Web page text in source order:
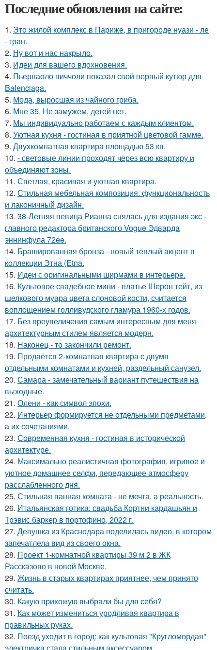
Последние обновления на сайте:
1. Это жилой комплекс в Париже, в пригороде нуази - ле
- гран.
2. Ну вот и нас накрыло.
3. Идеи для вашего вдохновения.
4. Пьерпаоло пиччоли показал свой первый кутюр для
Balenciaga.
5. Мода, выросшая из чайного гриба.
6. Мне 35. Не замужем, детей нет.
7. Мы индивидуально работаем с каждым клиентом.
8. Уютная кухня - гостиная в приятной цветовой гамме.
9. Двухкомнатная квартира площадью 53 кв.
10. - световые линии проходят через всю квартиру и
объединяют зоны.
11. Светлая, красивая и уютная квартира.
12. Стильная мебельная композиция: функциональность
и лаконичный дизайн.
13. 38-Летняя певица Рианна снялась для издания экс -
главного редактора британского Vogue Эдварда
эннинфула 72ee.
14. Брашированная бронза - новый тёплый акцент в
коллекции Этна (Etna.
15. Идеи с оригинальными ширмами в интерьере.
16. Культовое свадебное мини - платье Шерон тейт, из
шелкового муара цвета слоновой кости, считается
воплощением голливудского гламура 1960-х годов.
17. Без преувеличения самым интересным для меня
архитектурным стилем является модерн.
18. Наконец - то закончили ремонт.
19. Продаётся 2-комнатная квартира с двумя
отдельными комнатами и кухней, раздельный санузел.
20. Самара - замечательный вариант путешествия на
выходные.
21. Олени - как символ эпохи.
22. Интерьер формируется не отдельными предметами,
а их сочетаниями.
23. Современная кухня - гостиная в исторической
архитектуре.
24. Максимально реалистичная фотография, игривое и
уютное домашнее селфи, передающее атмосферу
расслабленного дня.
25. Стильная ванная комната - не мечта, а реальность.
26. Итальянская готика: свадьба Кортни кардашьян и
Трэвис баркер в портофино, 2022 г.
27. Девушка из Краснодара поделилась видео, в котором
запечатлела вид из своего окна.
28. Проект 1-комнатной квартиры 39 м 2 в ЖК
Рассказово в новой Москве.
29. Жизнь в старых квартирах приятнее, чем принято
считать.
30. Какую прихожую выбрали бы для себя?
31. Как может измениться уродливая квартира в
правильных руках.
32. Поезд уходит в город: как культовая "Кругломордая"
электричка стала стильным аксессуаром.